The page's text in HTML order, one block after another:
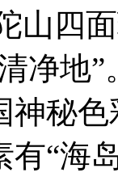
山四
净地
神秘
“海